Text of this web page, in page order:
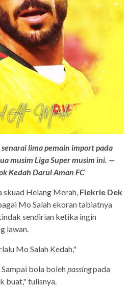
lima pemain import pada
musim Liga Super musim ini. —
Kedah Darul Aman FC
skuad Helang Merah, Fiekrie Dek
Mo Salah ekoran tabiatnya
sendirian ketika ingin
lawan.
Mo Salah Kedah,"
Sampai bola bolehpassingpada
buat," tulisnya.